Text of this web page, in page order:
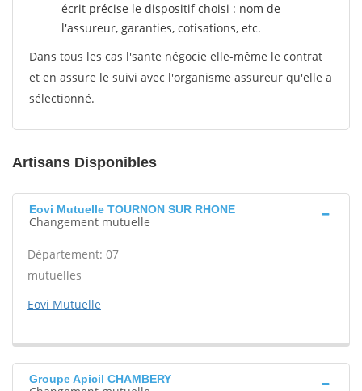
écrit précise le dispositif choisi : nom de
l'assureur, garanties, cotisations, etc.
Dans tous les cas l'sante négocie elle-même le contrat
et en assure le suivi avec l'organisme assureur qu'elle a
sélectionné.
Artisans Disponibles
Eovi Mutuelle TOURNON SUR RHONE
Changement mutuelle
Département: 07
mutuelles
Eovi Mutuelle
Groupe Apicil CHAMBERY